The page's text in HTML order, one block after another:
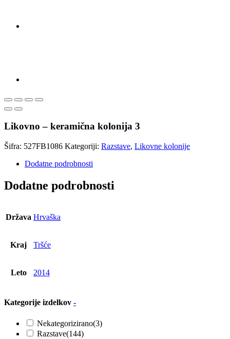
Likovno – keramična kolonija 3
Šifra: 527FB1086 Kategoriji: Razstave, Likovne kolonije
Dodatne podrobnosti
Dodatne podrobnosti
Država Hrvaška
Kraj Tršće
Leto 2014
Kategorije izdelkov -
Nekategorizirano(3)
Razstave(144)